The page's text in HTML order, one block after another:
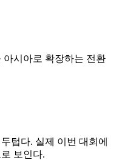
아시아로 확장하는 전환
텁다. 실제 이번 대회에
보인다.